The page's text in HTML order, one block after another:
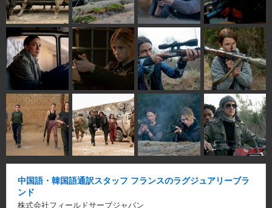
中国語・韓国語通訳スタッフ フランスのラグジュアリーブラ
ンド
株式会社フィールドサーブジャパン